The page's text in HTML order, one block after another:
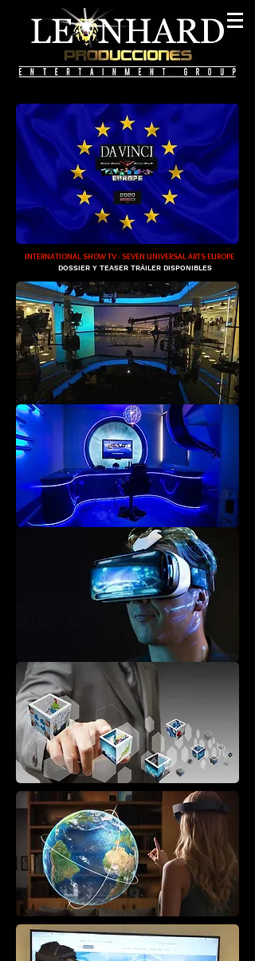
INTERNATIONAL SHOW TV - SEVEN UNIVERSAL ARTS EUROPE
DOSSIER Y TEASER TRÁILER DISPONIBLES